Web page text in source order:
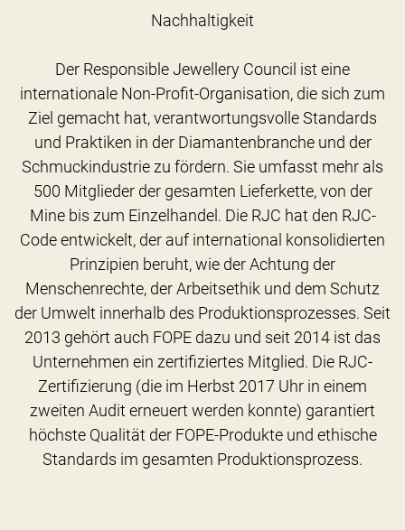
Nachhaltigkeit
Der Responsible Jewellery Council ist eine
internationale Non-Profit-Organisation, die sich zum
Ziel gemacht hat, verantwortungsvolle Standards
und Praktiken in der Diamantenbranche und der
Schmuckindustrie zu fördern. Sie umfasst mehr als
500 Mitglieder der gesamten Lieferkette, von der
Mine bis zum Einzelhandel. Die RJC hat den RJC-
Code entwickelt, der auf international konsolidierten
Prinzipien beruht, wie der Achtung der
Menschenrechte, der Arbeitsethik und dem Schutz
der Umwelt innerhalb des Produktionsprozesses. Seit
2013 gehört auch FOPE dazu und seit 2014 ist das
Unternehmen ein zertifiziertes Mitglied. Die RJC-
Zertifizierung (die im Herbst 2017 Uhr in einem
zweiten Audit erneuert werden konnte) garantiert
höchste Qualität der FOPE-Produkte und ethische